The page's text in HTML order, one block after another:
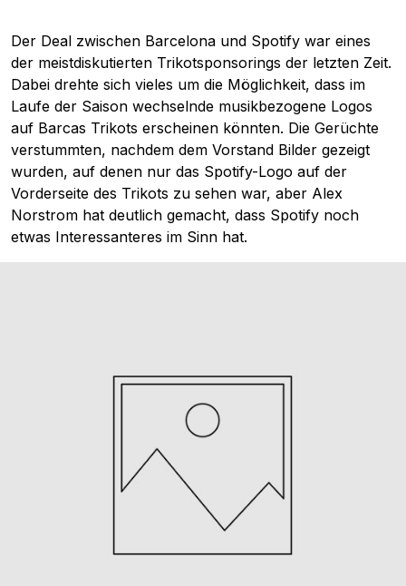
Der Deal zwischen Barcelona und Spotify war eines
der meistdiskutierten Trikotsponsorings der letzten Zeit.
Dabei drehte sich vieles um die Möglichkeit, dass im
Laufe der Saison wechselnde musikbezogene Logos
auf Barcas Trikots erscheinen könnten. Die Gerüchte
verstummten, nachdem dem Vorstand Bilder gezeigt
wurden, auf denen nur das Spotify-Logo auf der
Vorderseite des Trikots zu sehen war, aber Alex
Norstrom hat deutlich gemacht, dass Spotify noch
etwas Interessanteres im Sinn hat.